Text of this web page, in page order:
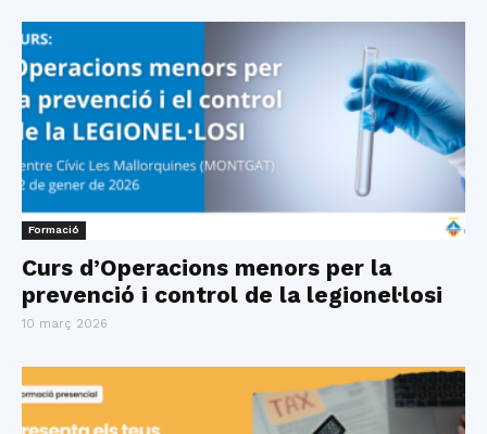
Formació
Curs d’Operacions menors per la
prevenció i control de la legionel·losi
10 març 2026